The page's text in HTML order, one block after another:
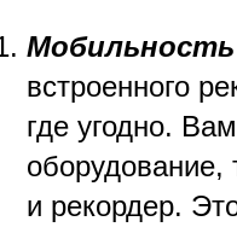
встроенного
где угодно.
оборудование,
и рекордер.